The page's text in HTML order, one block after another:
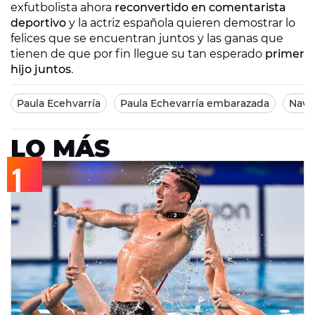
exfutbolista ahora reconvertido en comentarista
deportivo y la actriz española quieren demostrar lo
felices que se encuentran juntos y las ganas que
tienen de que por fin llegue su tan esperado primer
hijo juntos.
Paula Ecehvarría Paula Echevarría embarazada
LO MÁS